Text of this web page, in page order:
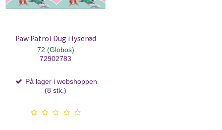
Paw Patrol Dug i lyserød
72 (Globos)
72902783
På lager i webshoppen
(8 stk.)